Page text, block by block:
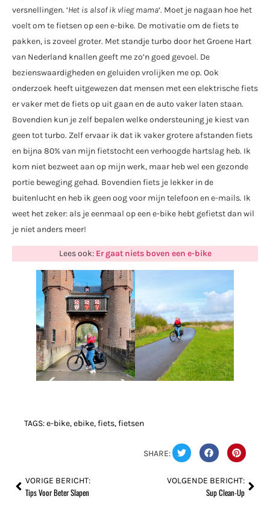
versnellingen. ‘Het is alsof ik vlieg mama‘. Moet je nagaan hoe het
voelt om te fietsen op een e-bike. De motivatie om de fiets te
pakken, is zoveel groter. Met standje turbo door het Groene Hart
van Nederland knallen geeft me zo’n goed gevoel. De
bezienswaardigheden en geluiden vrolijken me op. Ook
onderzoek heeft uitgewezen dat mensen met een elektrische fiets
er vaker met de fiets op uit gaan en de auto vaker laten staan.
Bovendien kun je zelf bepalen welke ondersteuning je kiest van
geen tot turbo. Zelf ervaar ik dat ik vaker grotere afstanden fiets
en bijna 80% van mijn fietstocht een verhoogde hartslag heb. Ik
kom niet bezweet aan op mijn werk, maar heb wel een gezonde
portie beweging gehad. Bovendien fiets je lekker in de
buitenlucht en heb ik geen oog voor mijn telefoon en e-mails. Ik
weet het zeker: als je eenmaal op een e-bike hebt gefietst dan wil
je niet anders meer!
Lees ook: Er gaat niets boven een e-bike
TAGS:e-bike,ebike,fiets,fietsen
SHARE:
VORIGE BERICHT:
Tips Voor Beter Slapen
VOLGENDE BERICHT:
Sup Clean-Up